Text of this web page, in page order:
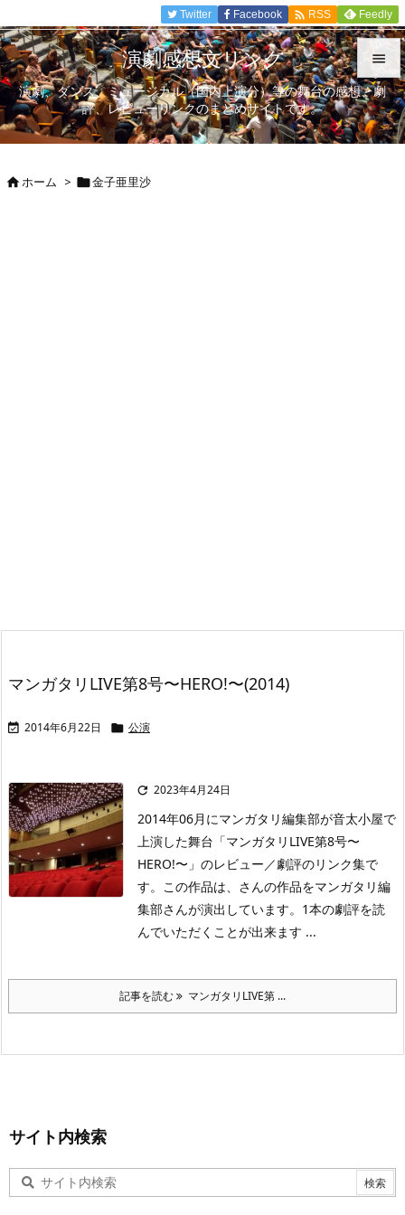


メニュ

Twitter Facebook  RSS Feedly
演劇感想文リンク
演劇、ダンス、ミュージカル（国内上演分）等の舞台の感想、劇
評、レビューリンクのまとめサイトです。
ホーム > 金子亜里沙
マンガタリLIVE第8号〜HERO!〜(2014)
 2014年6月22日  公演
 2023年4月24日
2014年06月にマンガタリ編集部が音太小屋で
上演した舞台「マンガタリLIVE第8号〜
HERO!〜」のレビュー／劇評のリンク集で
す。この作品は、さんの作品をマンガタリ編
集部さんが演出しています。1本の劇評を読
んでいただくことが出来ます ...
記事を読む マンガタリLIVE第 ...
サイト内検索